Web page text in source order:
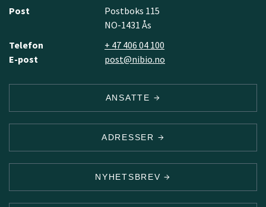
Post
Postboks 115
NO-1431 Ås
Telefon
+ 47 406 04 100
E-post
post@nibio.no
ANSATTE
ADRESSER
NYHETSBREV